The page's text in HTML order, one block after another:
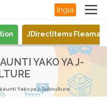
Ingia
JDirectItems
YAKO YA J-
Yako ya J-Subculture